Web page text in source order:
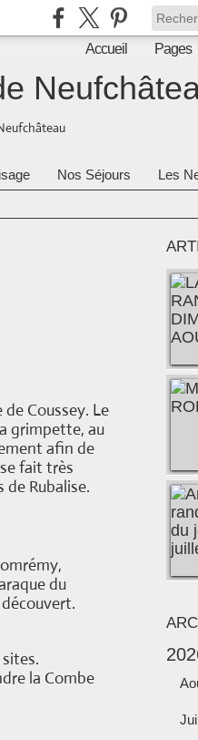
Accueil Pages
Nos Séjours Les
Coussey. Le
grimpette, au
afin de
fait très
Rubalise.
du
la Combe